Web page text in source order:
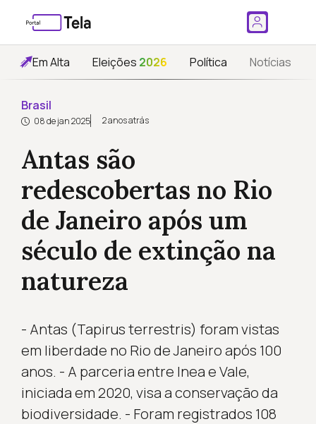
Em Alta Eleições 2026 Política Notícias
Brasil
08 de jan 2025 2 anos atrás
Antas são
redescobertas no Rio
de Janeiro após um
século de extinção na
natureza
- Antas (Tapirus terrestris) foram vistas
em liberdade no Rio de Janeiro após 100
anos. - A parceria entre Inea e Vale,
iniciada em 2020, visa a conservação da
biodiversidade. - Foram registrados 108